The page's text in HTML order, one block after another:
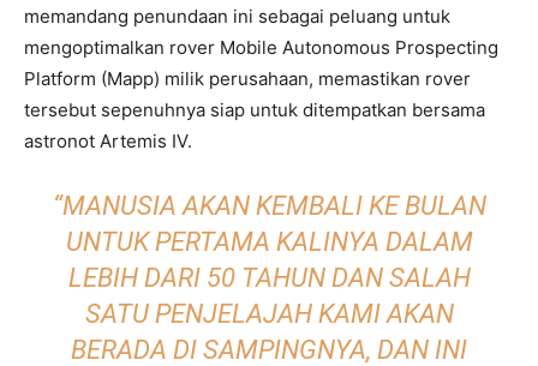
memandang penundaan ini sebagai peluang untuk
mengoptimalkan rover Mobile Autonomous Prospecting
Platform (Mapp) milik perusahaan, memastikan rover
tersebut sepenuhnya siap untuk ditempatkan bersama
astronot Artemis IV.
“MANUSIA AKAN KEMBALI KE BULAN
UNTUK PERTAMA KALINYA DALAM
LEBIH DARI 50 TAHUN DAN SALAH
SATU PENJELAJAH KAMI AKAN
BERADA DI SAMPINGNYA, DAN INI